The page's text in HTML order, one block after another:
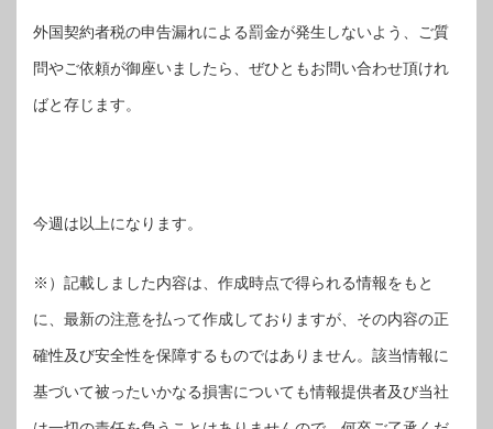
外国契約者税の申告漏れによる罰金が発生しないよう、ご質
問やご依頼が御座いましたら、ぜひともお問い合わせ頂けれ
ばと存じます。
今週は以上になります。
※）記載しました内容は、作成時点で得られる情報をもと
に、 最新の注意を払って作成しておりますが、その内容の正
確性及び安全性を保障するものではありません。該当情報に
基づいて被ったいかなる損害についても情報提供者及び当社